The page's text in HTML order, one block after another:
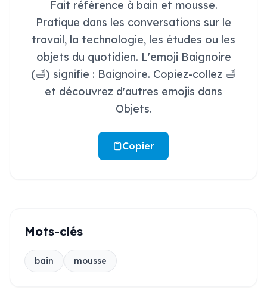
Fait référence à bain et mousse.
Pratique dans les conversations sur le
travail, la technologie, les études ou les
objets du quotidien. L'emoji Baignoire
(🛁) signifie : Baignoire. Copiez-collez 🛁
et découvrez d'autres emojis dans
Objets.
Copier
Mots-clés
bain mousse